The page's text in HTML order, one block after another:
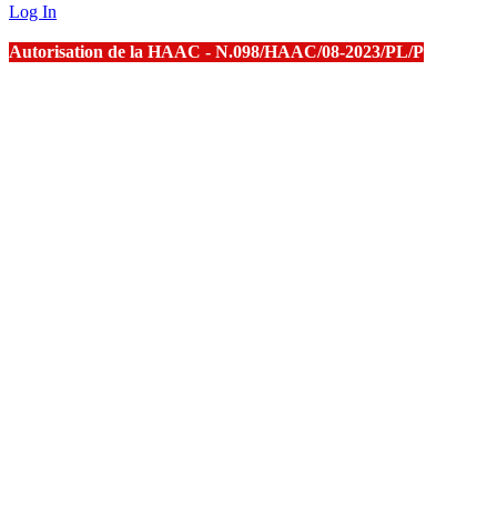
Log In
Autorisation de la HAAC - N.098/HAAC/08-2023/PL/P